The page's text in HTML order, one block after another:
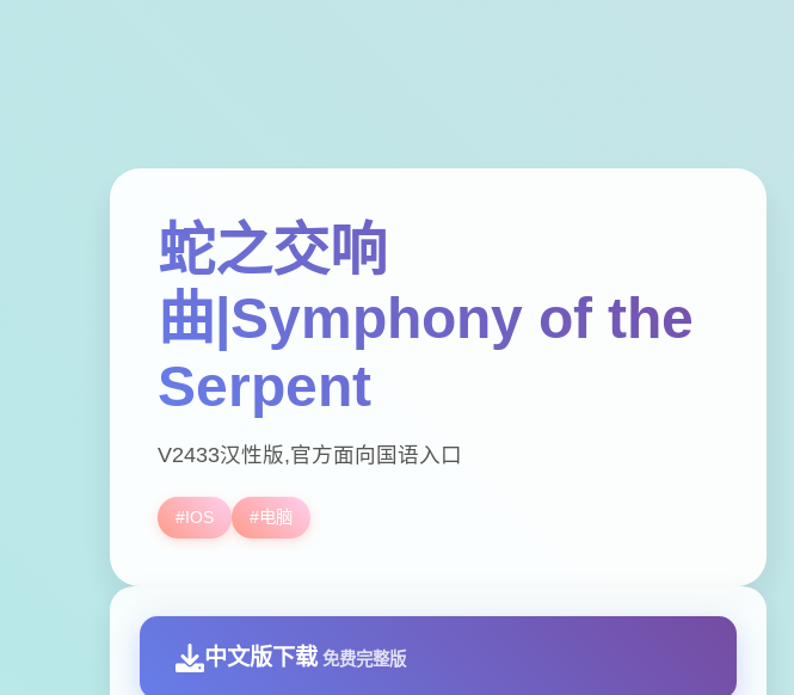
蛇之交响
曲|Symphony of the
Serpent
V2433汉性版,官方面向国语入口
#IOS #电脑
中文版下载 免费完整版